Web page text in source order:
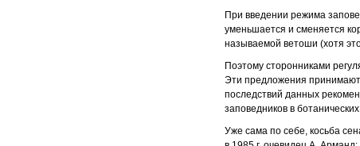
При введении режима
уменьшается и сменяется
называемой ветоши (хотя
Поэтому сторонниками
Эти предложения
последствий данных
заповедников в
Уже сама по себе, косьба